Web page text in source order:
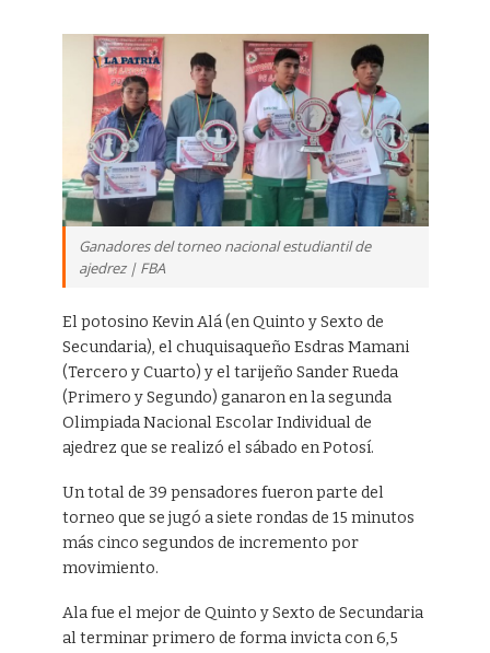
Ganadores del torneo nacional estudiantil de
ajedrez | FBA
El potosino Kevin Alá (en Quinto y Sexto de
Secundaria), el chuquisaqueño Esdras Mamani
(Tercero y Cuarto) y el tarijeño Sander Rueda
(Primero y Segundo) ganaron en la segunda
Olimpiada Nacional Escolar Individual de
ajedrez que se realizó el sábado en Potosí.
Un total de 39 pensadores fueron parte del
torneo que se jugó a siete rondas de 15 minutos
más cinco segundos de incremento por
movimiento.
Ala fue el mejor de Quinto y Sexto de Secundaria
al terminar primero de forma invicta con 6,5